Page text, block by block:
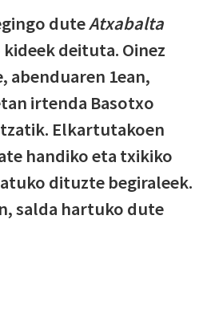
duteAtxabalta
deituta. Oinez
abenduaren 1ean,
irtenda Basotxo
Elkartutakoen
handiko eta txikiko
dituzte begiraleek.
salda hartuko dute